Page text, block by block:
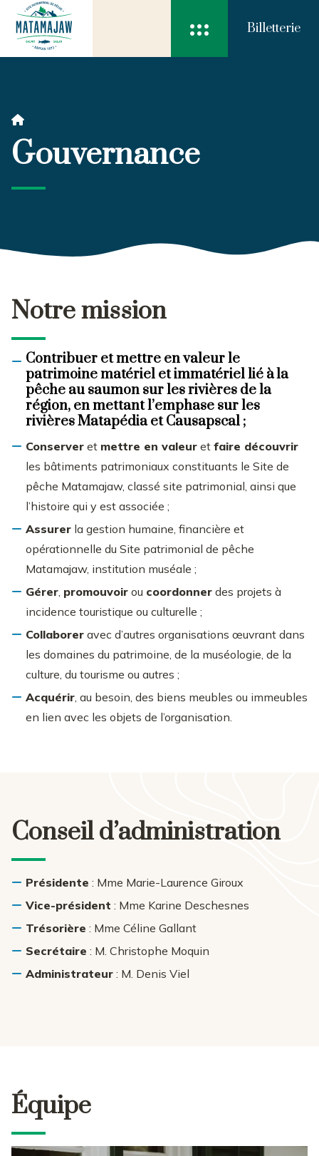
 Billetterie

Gouvernance
Notre mission
Contribuer etmettre en valeurle
patrimoine matériel et immatériel lié à la
pêche au saumon sur les rivières de la
région, en mettant l’emphase sur les
rivières Matapédia et Causapscal ;
Conserver et mettre en valeur et faire découvrir
les bâtiments patrimoniaux constituants le Site de
pêche Matamajaw, classé site patrimonial, ainsi que
l’histoire qui y est associée ;
Assurer la gestion humaine, financière et
opérationnelle du Site patrimonial de pêche
Matamajaw, institution muséale ;
Gérer, promouvoir ou coordonner des projets à
incidence touristique ou culturelle ;
Collaborer avec d’autres organisations œuvrant dans
les domaines du patrimoine, de la muséologie, de la
culture, du tourisme ou autres ;
Acquérir, au besoin, des biens meubles ou immeubles
en lien avec les objets de l’organisation.
Conseil d’administration
Présidente : Mme Marie-Laurence Giroux
Vice-président : Mme Karine Deschesnes
Trésorière : Mme Céline Gallant
Secrétaire : M. Christophe Moquin
Administrateur : M. Denis Viel
Équipe